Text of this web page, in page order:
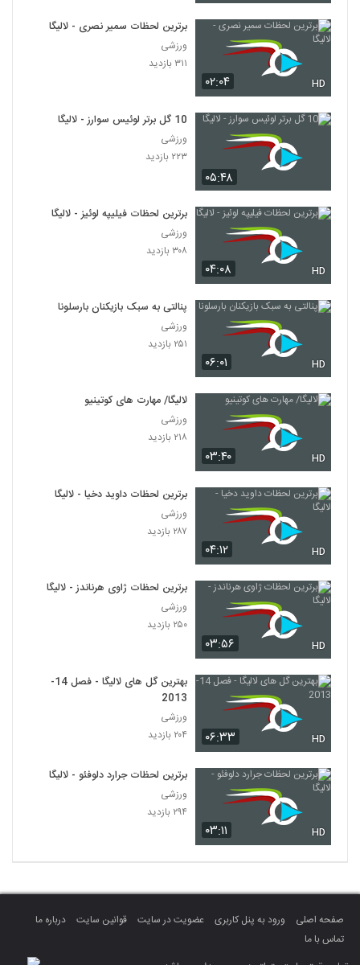
۰۲:۰۴ HD
برترین لحظات سمیر نصری - لالیگا
ورزشی
۳۱۱ بازدید
۰۵:۴۸
10 گل برتر لوئیس سوارز - لالیگا
ورزشی
۲۲۳ بازدید
۰۴:۰۸ HD
برترین لحظات فیلیپه لوئیز - لالیگا
ورزشی
۳۰۸ بازدید
۰۶:۰۱ HD
پنالتی به سبک بازیکنان بارسلونا
ورزشی
۲۵۱ بازدید
۰۳:۴۰ HD
لالیگا/ مهارت های کوتینیو
ورزشی
۲۱۸ بازدید
۰۴:۱۲ HD
برترین لحظات داوید دخیا - لالیگا
ورزشی
۲۸۷ بازدید
۰۳:۵۶ HD
برترین لحظات ژاوی هرناندز - لالیگا
ورزشی
۲۵۰ بازدید
۰۶:۳۳ HD
بهترین گل های لالیگا - فصل 14-
2013
ورزشی
۲۰۴ بازدید
۰۳:۱۱ HD
برترین لحظات جرارد دلوفئو - لالیگا
ورزشی
۲۹۴ بازدید
صفحه اصلی ورود به پنل کاربری عضویت در سایت قوانین سایت
درباره ما
تماس با ما